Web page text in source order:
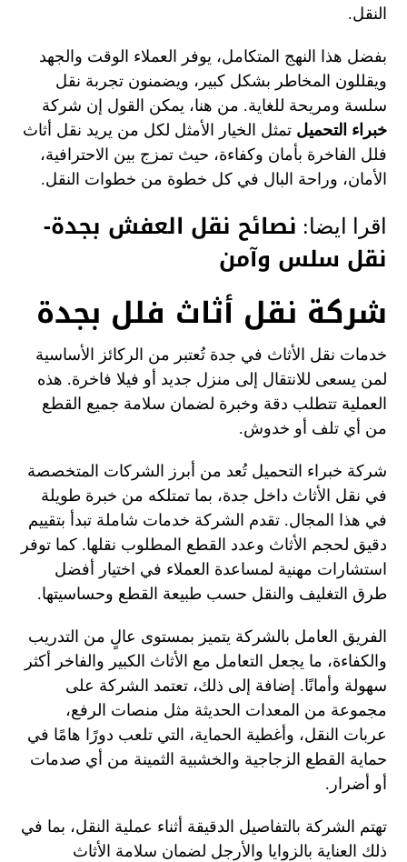
النقل.
بفضل هذا النهج المتكامل، يوفر العملاء الوقت والجهد
ويقللون المخاطر بشكل كبير، ويضمنون تجربة نقل
سلسة ومريحة للغاية. من هنا، يمكن القول إن شركة
خبراء التحميل تمثل الخيار الأمثل لكل من يريد نقل أثاث
فلل الفاخرة بأمان وكفاءة، حيث تمزج بين الاحترافية،
الأمان، وراحة البال في كل خطوة من خطوات النقل.
اقرا ايضا: نصائح نقل العفش بجدة-
نقل سلس وآمن
شركة نقل أثاث فلل بجدة
خدمات نقل الأثاث في جدة تُعتبر من الركائز الأساسية
لمن يسعى للانتقال إلى منزل جديد أو فيلا فاخرة. هذه
العملية تتطلب دقة وخبرة لضمان سلامة جميع القطع
من أي تلف أو خدوش.
شركة خبراء التحميل تُعد من أبرز الشركات المتخصصة
في نقل الأثاث داخل جدة، بما تمتلكه من خبرة طويلة
في هذا المجال. تقدم الشركة خدمات شاملة تبدأ بتقييم
دقيق لحجم الأثاث وعدد القطع المطلوب نقلها. كما توفر
استشارات مهنية لمساعدة العملاء في اختيار أفضل
طرق التغليف والنقل حسب طبيعة القطع وحساسيتها.
الفريق العامل بالشركة يتميز بمستوى عالٍ من التدريب
والكفاءة، ما يجعل التعامل مع الأثاث الكبير والفاخر أكثر
سهولة وأمانًا. إضافة إلى ذلك، تعتمد الشركة على
مجموعة من المعدات الحديثة مثل منصات الرفع،
عربات النقل، وأغطية الحماية، التي تلعب دورًا هامًا في
حماية القطع الزجاجية والخشبية الثمينة من أي صدمات
أو أضرار.
تهتم الشركة بالتفاصيل الدقيقة أثناء عملية النقل، بما في
ذلك العناية بالزوايا والأرجل لضمان سلامة الأثاث